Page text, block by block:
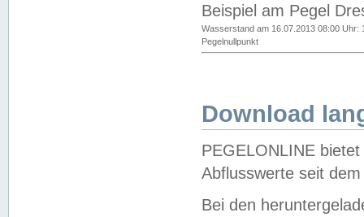
Beispiel am Pegel
Wasserstand am 16.07.2013 08:00 Uhr:
Pegelnullpunkt
Download
PEGELONLINE
Abflusswerte seit
Bei den